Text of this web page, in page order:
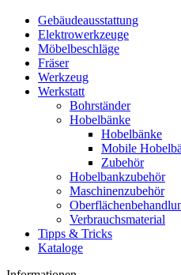
Gebäudeausstattung
Elektrowerkzeuge
Möbelbeschläge
Fräser
Werkzeug
Werkstatt
Bohrständer
Hobelbänke
Hobelbänke
Mobile
Zubehör
Hobelbankzubehör
Maschinenzubehör
Verbrauchsmaterial
Tipps & Tricks
Kataloge